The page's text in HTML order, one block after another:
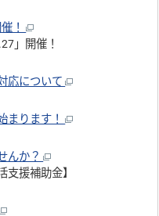
催！
」開催！
応について
まります！
んか？
援補助金】